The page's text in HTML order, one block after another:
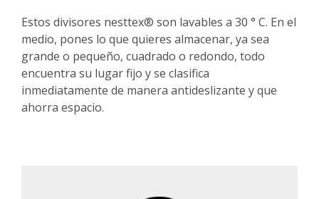
Estos divisores nesttex® son lavables a 30 ° C. En el
medio, pones lo que quieres almacenar, ya sea
grande o pequeño, cuadrado o redondo, todo
encuentra su lugar fijo y se clasifica
inmediatamente de manera antideslizante y que
ahorra espacio.